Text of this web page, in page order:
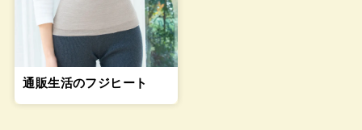
通販生活のフジヒート